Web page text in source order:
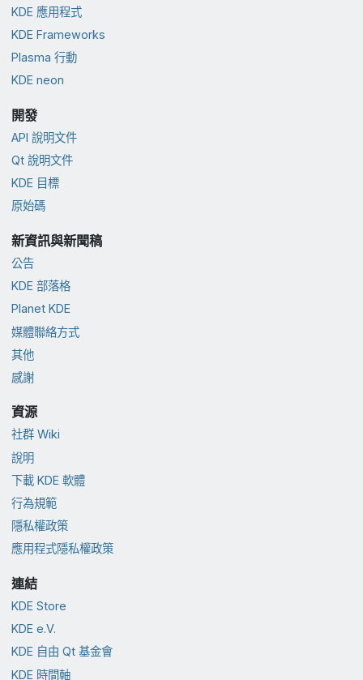
KDE 應用程式
KDE Frameworks
Plasma 行動
KDE neon
開發
API 說明文件
Qt 說明文件
KDE 目標
原始碼
新資訊與新聞稿
公告
KDE 部落格
Planet KDE
媒體聯絡方式
其他
感謝
資源
社群 Wiki
說明
下載 KDE 軟體
行為規範
隱私權政策
應用程式隱私權政策
連結
KDE Store
KDE e.V.
KDE 自由 Qt 基金會
KDE 時間軸